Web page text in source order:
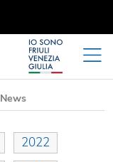
News
2022